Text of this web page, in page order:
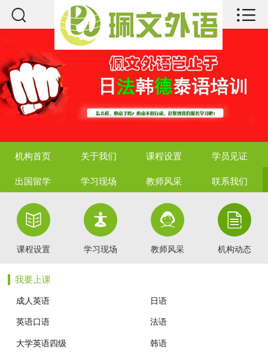
 机构首页
课程设置
学员见证
联系我们
 
机构首页 关于我们 课程设置 学员见证
出国留学 学习现场 教师风采 联系我们

课程设置

学习现场

教师风采

机构动态
我要上课
成人英语 日语
英语口语 法语
大学英语四级 韩语